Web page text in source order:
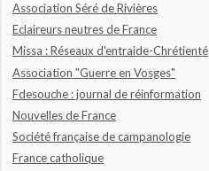
Association Séré de Rivières
Eclaireurs neutres de France
Missa : Réseaux d'entraide-Chrétienté
Association "Guerre en Vosges"
Fdesouche : journal de réinformation
Nouvelles de France
Société française de campanologie
France catholique